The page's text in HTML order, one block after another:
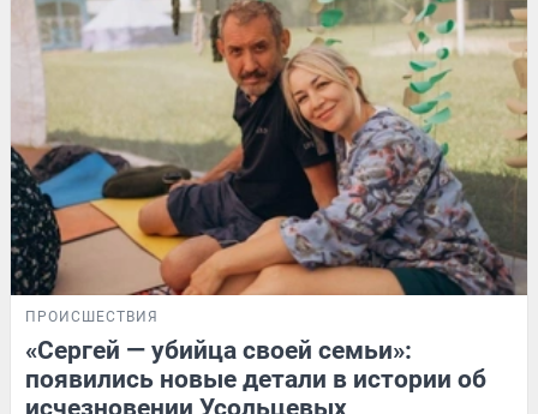
ПРОИСШЕСТВИЯ
«Сергей — убийца своей семьи»:
появились новые детали в истории об
исчезновении Усольцевых